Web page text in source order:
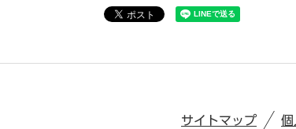
サイトマップ 個